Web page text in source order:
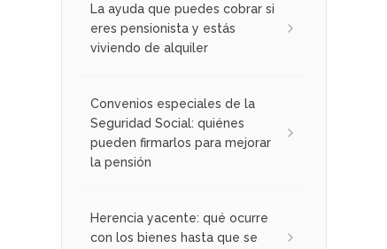
La ayuda que puedes cobrar si
eres pensionista y estás
viviendo de alquiler
Convenios especiales de la
Seguridad Social: quiénes
pueden firmarlos para mejorar
la pensión
Herencia yacente: qué ocurre
con los bienes hasta que se